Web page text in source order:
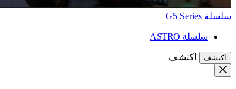
سلسلة G5 Series
سلسلة ASTRO
اكتشف اكتشف